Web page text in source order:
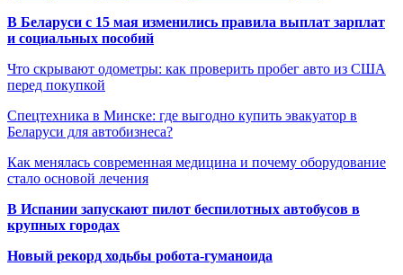
В Беларуси с 15 мая изменились правила выплат зарплат
и социальных пособий
Что скрывают одометры: как проверить пробег авто из США
перед покупкой
Спецтехника в Минске: где выгодно купить эвакуатор в
Беларуси для автобизнеса?
Как менялась современная медицина и почему оборудование
стало основой лечения
В Испании запускают пилот беспилотных автобусов в
крупных городах
Новый рекорд ходьбы робота-гуманоида